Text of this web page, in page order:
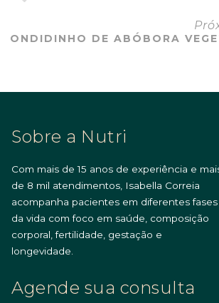
DE ABÓBORA
Sobre a Nutri
Com mais de 15 anos de experiência e
de 8 mil atendimentos, Isabella Correia
acompanha pacientes em diferentes fases
da vida com foco em saúde, composição
corporal, fertilidade, gestação e
longevidade.
Agende sua consulta